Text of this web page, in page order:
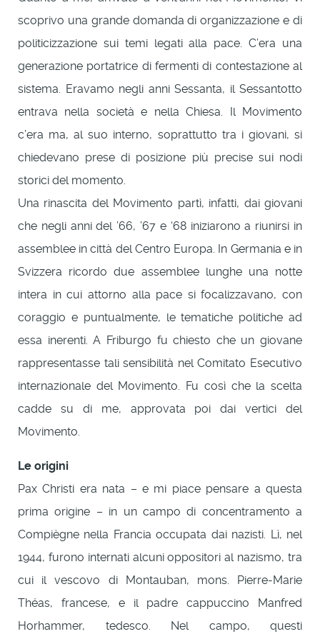
scoprivo una grande domanda di organizzazione e di
politicizzazione sui temi legati alla pace. C’era una
generazione portatrice di fermenti di contestazione al
sistema. Eravamo negli anni Sessanta, il Sessantotto
entrava nella società e nella Chiesa. Il Movimento
c’era ma, al suo interno, soprattutto tra i giovani, si
chiedevano prese di posizione più precise sui nodi
storici del momento.
Una rinascita del Movimento partì, infatti, dai giovani
che negli anni del ’66, ’67 e ‘68 iniziarono a riunirsi in
assemblee in città del Centro Europa. In Germania e in
Svizzera ricordo due assemblee lunghe una notte
intera in cui attorno alla pace si focalizzavano, con
coraggio e puntualmente, le tematiche politiche ad
essa inerenti. A Friburgo fu chiesto che un giovane
rappresentasse tali sensibilità nel Comitato Esecutivo
internazionale del Movimento. Fu così che la scelta
cadde su di me, approvata poi dai vertici del
Movimento.
Le origini
Pax Christi era nata – e mi piace pensare a questa
prima origine – in un campo di concentramento a
Compiègne nella Francia occupata dai nazisti. Lì, nel
1944, furono internati alcuni oppositori al nazismo, tra
cui il vescovo di Montauban, mons. Pierre-Marie
Théas, francese, e il padre cappuccino Manfred
Horhammer, tedesco. Nel campo, questi